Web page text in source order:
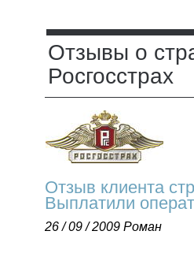
Отзывы о
Росгосстрах
Отзыв клиента
Выплатили
26 / 09 / 2009 Роман